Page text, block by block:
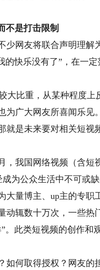
不是打击限制
网友将联合声明理解
的快乐没有了”，在一
比重，从某种程度上
广大网友所喜闻乐见
就是未来要对相关短视
我国网络视频（含短
为公众生活中不可或
大量博主、up主的专职
动辄数十万次，一些热
。此类短视频的创作和
何取得授权？网友的